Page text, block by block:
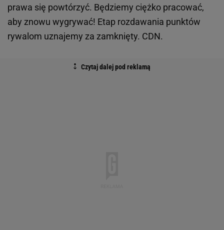
prawa się powtórzyć. Będziemy ciężko pracować,
aby znowu wygrywać! Etap rozdawania punktów
rywalom uznajemy za zamknięty. CDN.